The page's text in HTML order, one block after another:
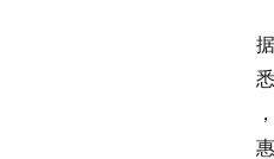
据
悉
，
惠